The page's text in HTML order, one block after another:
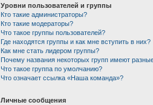
Уровни пользователей и группы
Кто такие администраторы?
Кто такие модераторы?
Что такое группы пользователей?
Где находятся группы и как мне вступить в них?
Как мне стать лидером группы?
Почему названия некоторых групп имеют
Что такое группа по умолчанию?
Что означает ссылка «Наша команда»?
Личные сообщения